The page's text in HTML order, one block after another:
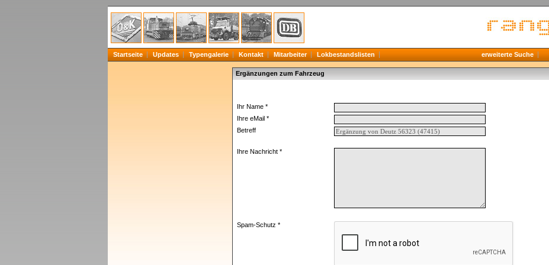
Startseite Updates Typengalerie Kontakt Mitarbeiter Lokbestandslisten erweiterte Suche
Ergänzungen zum Fahrzeug
Ihr Name *
Ihre eMail *
Betreff
Ihre Nachricht *
Spam-Schutz *